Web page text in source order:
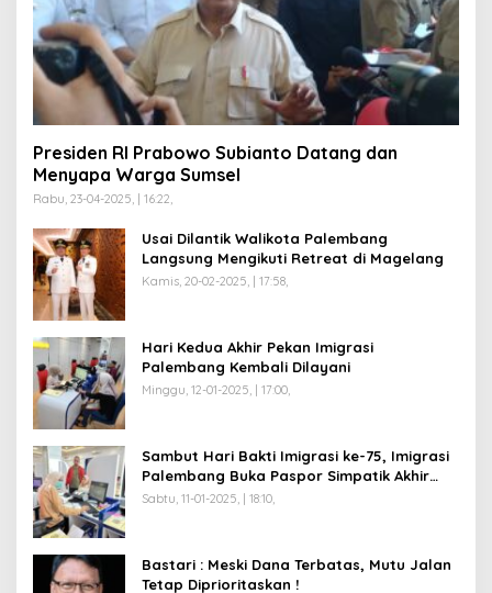
Presiden RI Prabowo Subianto Datang dan
Menyapa Warga Sumsel
Rabu, 23-04-2025, | 16:22,
Usai Dilantik Walikota Palembang
Langsung Mengikuti Retreat di Magelang
Kamis, 20-02-2025, | 17:58,
Hari Kedua Akhir Pekan Imigrasi
Palembang Kembali Dilayani
Minggu, 12-01-2025, | 17:00,
Sambut Hari Bakti Imigrasi ke-75, Imigrasi
Palembang Buka Paspor Simpatik Akhir
Pekan
Sabtu, 11-01-2025, | 18:10,
Bastari : Meski Dana Terbatas, Mutu Jalan
Tetap Diprioritaskan !